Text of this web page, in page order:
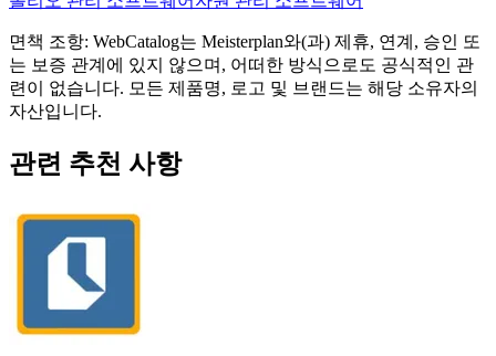
면책 조항: WebCatalog는 Meisterplan와(과) 제휴, 연계, 승인 또
는 보증 관계에 있지 않으며, 어떠한 방식으로도 공식적인 관
련이 없습니다. 모든 제품명, 로고 및 브랜드는 해당 소유자의
자산입니다.
관련 추천 사항